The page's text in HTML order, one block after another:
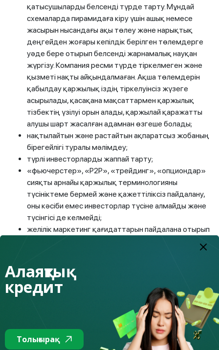
қатысушыларды белсенді түрде тарту. Мұндай
схемаларда пирамидаға кіру үшін ашық немесе
жасырын нысандағы ақы төлеу және нарықтық
деңгейден жоғары кепілдік берілген төлемдерге
уәде бере отырып белсенді жарнамалық науқан
жүргізу. Компания ресми түрде тіркелмеген және
қызметі нақты айқындалмаған. Ақша төлемдерін
қабылдау қаржылық іздің тіркелуінсіз жүзеге
асырылады, қасақана мақсаттармен қаржылық
тізбектің үзілуі орын алады, қаржылай қаражатты
алушы шарт жасалған адамнан өзгеше болады;
нақтылайтын және растайтын ақпаратсыз жобаның
бірегейлігі туралы мәлімдеу;
түрлі инвесторларды жаппай тарту;
«фьючерстер», «P2P», «трейдинг», «опциондар»
сияқты арнайы қаржылық терминологияны
түсініктеме бермей және қажеттіліксіз пайдалану,
оны кәсіби емес инвесторлар түсіне алмайды және
түсінгісі де келмейді;
желілік маркетинг қағидаттарын пайдалана отырып
инвестицияларды сақтандыру туралы шындыққа
компанияда қолжетімді офистің, жарғының,
құрылтай құжаттарының, компания сайтының
болмауы, шетелдік юрисдикциядағы хостингте
II-кезең–өркендеу сатысы .Пирамида үшін
мыналар тән:
Алаяқтық
кредит
Толығырақ